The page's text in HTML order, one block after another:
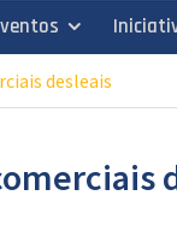
desleais